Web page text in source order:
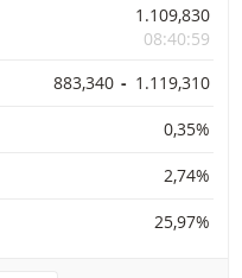
1.109,830
08:40:59
883,340 - 1.119,310
0,35%
2,74%
25,97%